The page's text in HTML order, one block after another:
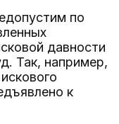
по
давности
Так, например,
к